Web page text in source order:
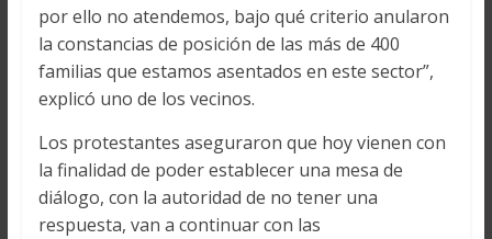
por ello no atendemos, bajo qué criterio anularon
la constancias de posición de las más de 400
familias que estamos asentados en este sector”,
explicó uno de los vecinos.
Los protestantes aseguraron que hoy vienen con
la finalidad de poder establecer una mesa de
diálogo, con la autoridad de no tener una
respuesta, van a continuar con las